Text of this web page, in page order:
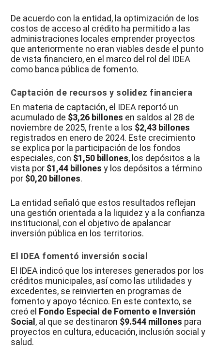
De acuerdo con la entidad, la optimización de los
costos de acceso al crédito ha permitido a las
administraciones locales emprender proyectos
que anteriormente no eran viables desde el punto
de vista financiero, en el marco del rol del IDEA
como banca pública de fomento.
Captación de recursos y solidez financiera
En materia de captación, el IDEA reportó un
acumulado de $3,26 billones en saldos al 28 de
noviembre de 2025, frente a los $2,43 billones
registrados en enero de 2024. Este crecimiento
se explica por la participación de los fondos
especiales, con $1,50 billones, los depósitos a la
vista por $1,44 billones y los depósitos a término
por $0,20 billones.
La entidad señaló que estos resultados reflejan
una gestión orientada a la liquidez y a la confianza
institucional, con el objetivo de apalancar
inversión pública en los territorios.
El IDEA fomentó inversión social
El IDEA indicó que los intereses generados por los
créditos municipales, así como las utilidades y
excedentes, se reinvierten en programas de
fomento y apoyo técnico. En este contexto, se
creó el Fondo Especial de Fomento e Inversión
Social , al que se destinaron $9.544 millones para
proyectos en cultura, educación, inclusión social y
salud.